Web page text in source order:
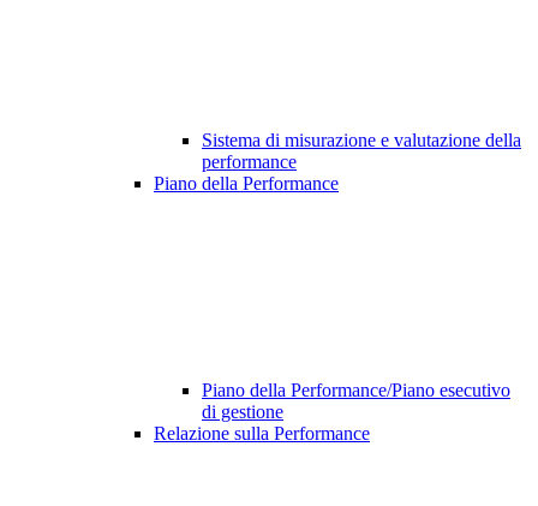
Sistema di misurazione e valutazione della
performance
Piano della Performance
Piano della Performance/Piano esecutivo
di gestione
Relazione sulla Performance